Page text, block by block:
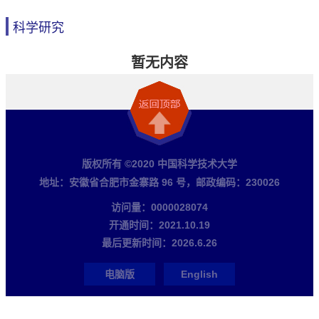
科学研究
暂无内容
版权所有 ©2020 中国科学技术大学
地址：安徽省合肥市金寨路 96 号，邮政编码：230026
访问量： 0000028074
开通时间： 2021.10.19
最后更新时间： 2026.6.26
电脑版 English